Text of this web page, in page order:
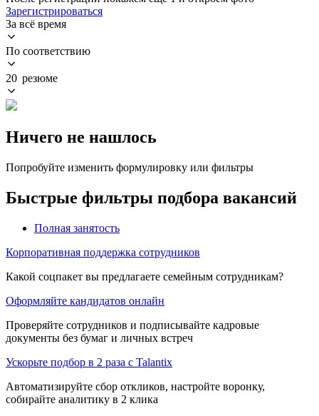
Зарегистрироваться
За всё время
По соответствию
20 резюме
Ничего не нашлось
Попробуйте изменить формулировку или фильтры
Быстрые фильтры подбора вакансий
Полная занятость
Корпоративная поддержка сотрудников
Какой соцпакет вы предлагаете семейным сотрудникам?
Оформляйте кандидатов онлайн
Проверяйте сотрудников и подписывайте кадровые
документы без бумаг и личных встреч
Ускорьте подбор в 2 раза с Talantix
Автоматизируйте сбор откликов, настройте воронку,
собирайте аналитику в 2 клика